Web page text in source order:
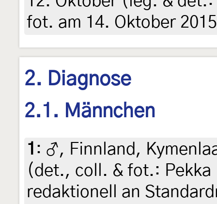
fot. am 14. Oktober
2. Diagnose
2.1. Männchen
1 : ♂, Finnland,
(det., coll. & fot.: Pekka
redaktionell an